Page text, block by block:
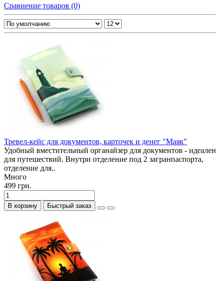
Сравнение товаров (0)
Тревел-кейс для документов, карточек и денег "Маяк"
Удобный вместительный органайзер для документов - идеален
для путешествий. Внутри отделение под 2 загранпаспорта,
отделение для..
Много
499 грн.
В корзину Быстрый заказ